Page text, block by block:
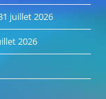
juillet 2026
2026